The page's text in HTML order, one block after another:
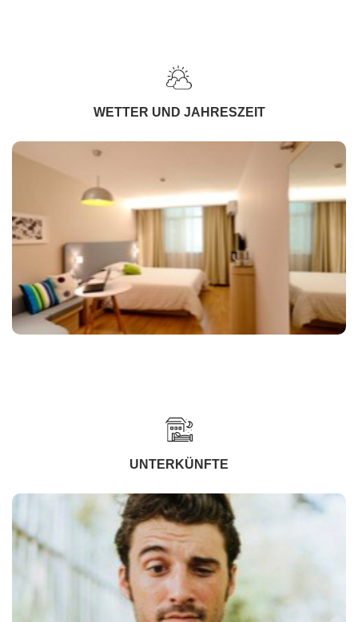
WETTER UND JAHRESZEIT
UNTERKÜNFTE